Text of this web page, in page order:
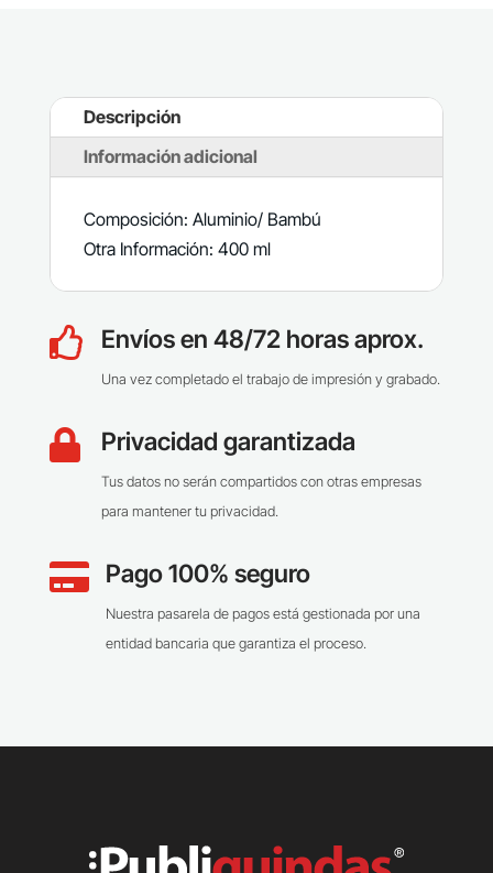
Descripción
Información adicional
Composición: Aluminio/ Bambú
Otra Información: 400 ml
 Envíos en 48/72 horas aprox.
Una vez completado el trabajo de impresión y grabado.
 Privacidad garantizada
Tus datos no serán compartidos con otras empresas
para mantener tu privacidad.
 Pago 100% seguro
Nuestra pasarela de pagos está gestionada por una
entidad bancaria que garantiza el proceso.